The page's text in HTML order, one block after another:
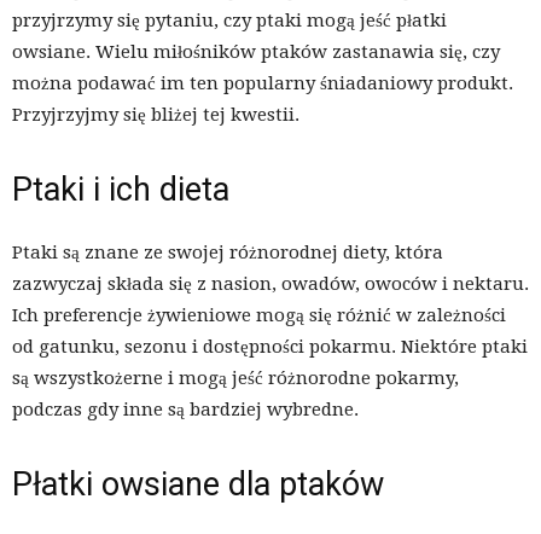
przyjrzymy się pytaniu, czy ptaki mogą jeść płatki
owsiane. Wielu miłośników ptaków zastanawia się, czy
można podawać im ten popularny śniadaniowy produkt.
Przyjrzyjmy się bliżej tej kwestii.
Ptaki i ich dieta
Ptaki są znane ze swojej różnorodnej diety, która
zazwyczaj składa się z nasion, owadów, owoców i nektaru.
Ich preferencje żywieniowe mogą się różnić w zależności
od gatunku, sezonu i dostępności pokarmu. Niektóre ptaki
są wszystkożerne i mogą jeść różnorodne pokarmy,
podczas gdy inne są bardziej wybredne.
Płatki owsiane dla ptaków